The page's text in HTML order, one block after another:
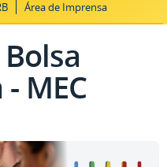
Área de Imprensa
MEC